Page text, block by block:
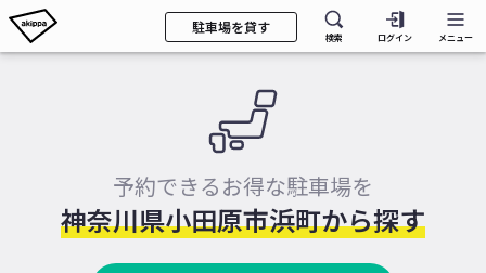
駐車場を貸す
検索 ログイン メニュー
予約できるお得な駐車場を
神奈川県小田原市浜町から探す